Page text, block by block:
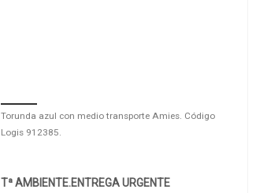
Torunda azul con medio transporte Amies. Código
Logis 912385.
Tª AMBIENTE.ENTREGA URGENTE